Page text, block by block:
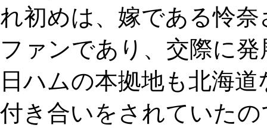
れ初めは、嫁である怜
ファンであり、交際に
日ハムの本拠地も北海
付き合いをされていた